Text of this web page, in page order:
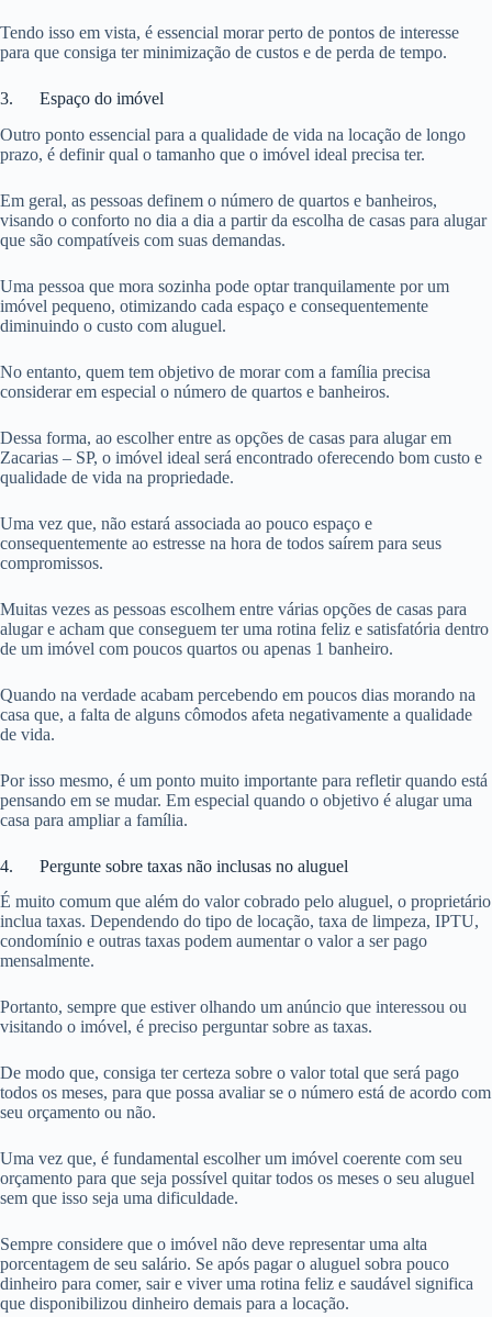
Tendo isso em vista, é essencial morar perto de pontos de interesse
para que consiga ter minimização de custos e de perda de tempo.
3. Espaço do imóvel
Outro ponto essencial para a qualidade de vida na locação de longo
prazo, é definir qual o tamanho que o imóvel ideal precisa ter.
Em geral, as pessoas definem o número de quartos e banheiros,
visando o conforto no dia a dia a partir da escolha de casas para alugar
que são compatíveis com suas demandas.
Uma pessoa que mora sozinha pode optar tranquilamente por um
imóvel pequeno, otimizando cada espaço e consequentemente
diminuindo o custo com aluguel.
No entanto, quem tem objetivo de morar com a família precisa
considerar em especial o número de quartos e banheiros.
Dessa forma, ao escolher entre as opções de casas para alugar em
Zacarias – SP, o imóvel ideal será encontrado oferecendo bom custo e
qualidade de vida na propriedade.
Uma vez que, não estará associada ao pouco espaço e
consequentemente ao estresse na hora de todos saírem para seus
compromissos.
Muitas vezes as pessoas escolhem entre várias opções de casas para
alugar e acham que conseguem ter uma rotina feliz e satisfatória dentro
de um imóvel com poucos quartos ou apenas 1 banheiro.
Quando na verdade acabam percebendo em poucos dias morando na
casa que, a falta de alguns cômodos afeta negativamente a qualidade
de vida.
Por isso mesmo, é um ponto muito importante para refletir quando está
pensando em se mudar. Em especial quando o objetivo é alugar uma
casa para ampliar a família.
4. Pergunte sobre taxas não inclusas no aluguel
É muito comum que além do valor cobrado pelo aluguel, o proprietário
inclua taxas. Dependendo do tipo de locação, taxa de limpeza, IPTU,
condomínio e outras taxas podem aumentar o valor a ser pago
mensalmente.
Portanto, sempre que estiver olhando um anúncio que interessou ou
visitando o imóvel, é preciso perguntar sobre as taxas.
De modo que, consiga ter certeza sobre o valor total que será pago
todos os meses, para que possa avaliar se o número está de acordo com
seu orçamento ou não.
Uma vez que, é fundamental escolher um imóvel coerente com seu
orçamento para que seja possível quitar todos os meses o seu aluguel
sem que isso seja uma dificuldade.
Sempre considere que o imóvel não deve representar uma alta
porcentagem de seu salário. Se após pagar o aluguel sobra pouco
dinheiro para comer, sair e viver uma rotina feliz e saudável significa
que disponibilizou dinheiro demais para a locação.